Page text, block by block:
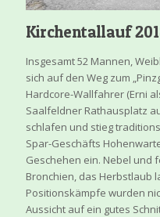
Kirchentallauf
Insgesamt 52 Mannen,
sich auf den Weg zum
Hardcore-Wallfahrer (Erni
Saalfeldner Rathausplatz
schlafen und stieg
Spar-Geschäfts
Geschehen ein. Nebel und
Bronchien, das Herbstlaub
Positionskämpfe wurden
Aussicht auf ein gutes